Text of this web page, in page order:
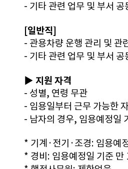
- 기타 관련 업무 및 부서 공
[일반직]
- 관용차량 운행 관리 및 관
- 기타 관련 업무 및 부서 공
▶ 지원 자격
- 성별, 연령 무관
- 임용일부터 근무 가능한
- 남자의 경우, 임용예정일
* 기계·전기·조경: 임용예
* 경비: 임용예정일 기준